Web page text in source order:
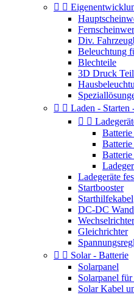
 
Div.
Beleuchtung
Blechteile
3D Druck
  Laden - Starten
 
Ladegeräte
Startbooster
Starthilfekabel
DC-DC
Wechselrichter
Gleichrichter
  Solar - Batterie
Solarpanel
Solarpanel
Solar Kabel